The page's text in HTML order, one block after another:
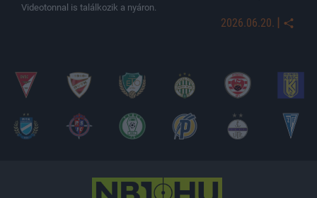
Videotonnal is találkozik a nyáron.
2026.06.20. |